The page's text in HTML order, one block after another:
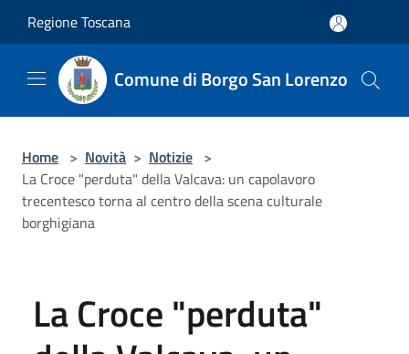
Regione Toscana
Comune di Borgo San Lorenzo
Home > Novità > Notizie >
La Croce "perduta" della Valcava: un capolavoro
trecentesco torna al centro della scena culturale
borghigiana
La Croce "perduta"